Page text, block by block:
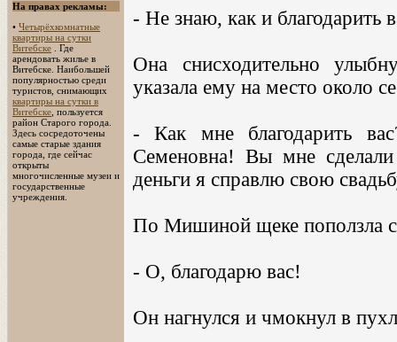
На правах рекламы:
• Четырёхкомнатные
квартиры на сутки
Витебске . Где
арендовать жилье в
Витебске. Наибольшей
популярностью среди
туристов, снимающих
квартиры на сутки в
Витебске , пользуется
район Старого города.
Здесь сосредоточены
самые старые здания
города, где сейчас
открыты
многочисленные музеи и
государственные
учреждения.
- Не знаю, как и благодарить
Она снисходительно
указала ему на место около
- Как мне благодарить
Семеновна! Вы мне
деньги я справлю свою
По Мишиной щеке поползла
- О, благодарю вас!
Он нагнулся и чмокнул в